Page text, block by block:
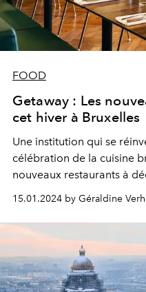
FOOD
Getaway : Les
cet hiver à Bruxelles
Une institution qui se
célébration de la cuisine
nouveaux restaurants à
15.01.2024 by Géraldine